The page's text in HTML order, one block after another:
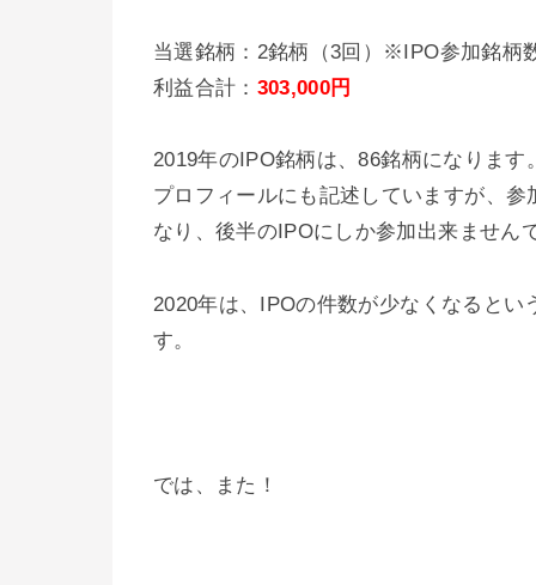
当選銘柄：2銘柄（3回）※IPO参加銘柄
利益合計： 303,000円
2019年のIPO銘柄は、86銘柄になります
プロフィールにも記述していますが、
なり、後半のIPOにしか参加出来ません
2020年は、IPOの件数が少なくなると
す。
では、また！